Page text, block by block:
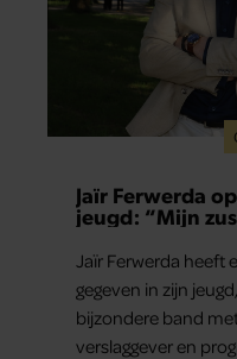
Jaïr Ferwerda
jeugd: “Mijn
Jaïr Ferwerda heeft
gegeven in zijn
bijzondere band
verslaggever en